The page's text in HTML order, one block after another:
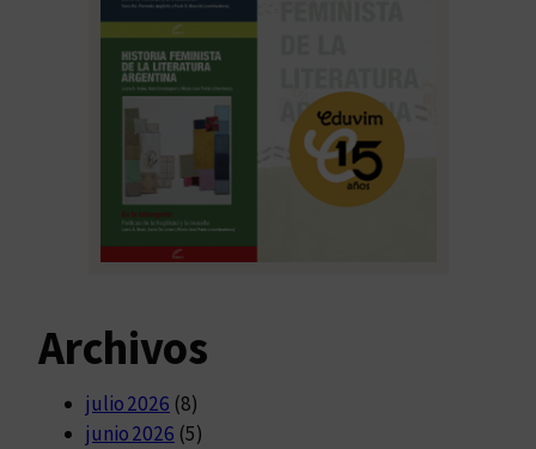
Archivos
julio 2026 (8)
junio 2026 (5)